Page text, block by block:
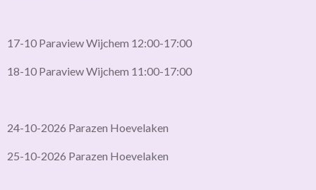
17-10 Paraview Wijchem 12:00-17:00
18-10 Paraview Wijchem 11:00-17:00
24-10-2026 Parazen Hoevelaken
25-10-2026 Parazen Hoevelaken